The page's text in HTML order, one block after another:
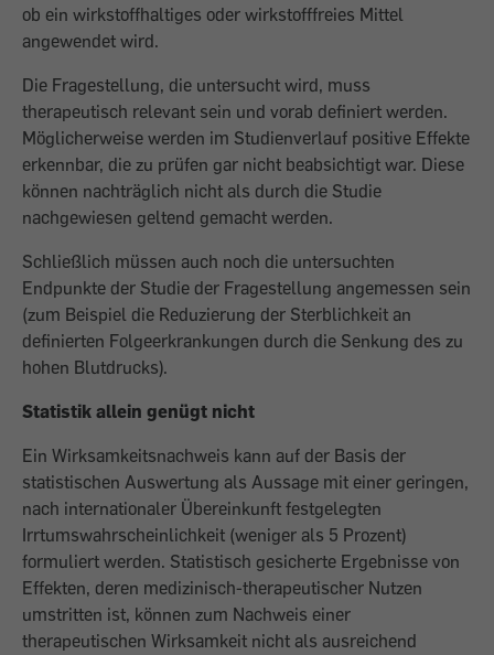
ob ein wirkstoffhaltiges oder wirkstofffreies Mittel
angewendet wird.
Die Fragestellung, die untersucht wird, muss
therapeutisch relevant sein und vorab definiert werden.
Möglicherweise werden im Studienverlauf positive Effekte
erkennbar, die zu prüfen gar nicht beabsichtigt war. Diese
können nachträglich nicht als durch die Studie
nachgewiesen geltend gemacht werden.
Schließlich müssen auch noch die untersuchten
Endpunkte der Studie der Fragestellung angemessen sein
(zum Beispiel die Reduzierung der Sterblichkeit an
definierten Folgeerkrankungen durch die Senkung des zu
hohen Blutdrucks).
Statistik allein genügt nicht
Ein Wirksamkeitsnachweis kann auf der Basis der
statistischen Auswertung als Aussage mit einer geringen,
nach internationaler Übereinkunft festgelegten
Irrtumswahrscheinlichkeit (weniger als 5 Prozent)
formuliert werden. Statistisch gesicherte Ergebnisse von
Effekten, deren medizinisch-therapeutischer Nutzen
umstritten ist, können zum Nachweis einer
therapeutischen Wirksamkeit nicht als ausreichend